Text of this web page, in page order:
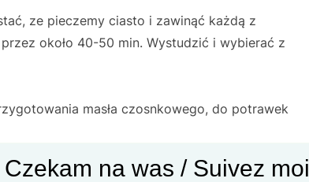
ze pieczemy ciasto i zawinąć każdą z
około 40-50 min. Wystudzić i wybierać z
masła czosnkowego, do potrawek
Czekam na was / Suivez moi